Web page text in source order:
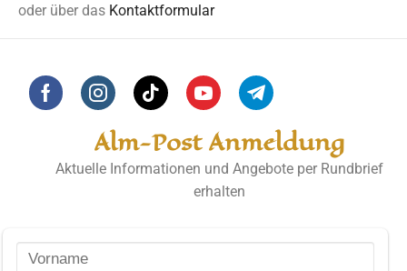
oder über das Kontaktformular
Alm-Post Anmeldung
Aktuelle Informationen und Angebote per Rundbrief
erhalten